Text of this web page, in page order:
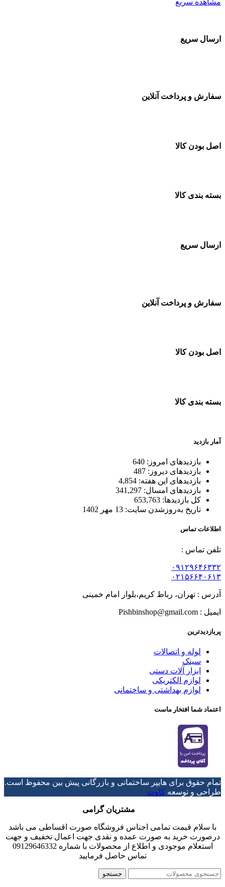
ارسال سریع
سفارش و پرداخت آنلاین
اصل بودن کالا
بسته بندی کالا
ارسال سریع
سفارش و پرداخت آنلاین
اصل بودن کالا
بسته بندی کالا
آمار بازدید
بازدیدهای امروز: 640
بازدیدهای دیروز: 487
بازدیدهای این هفته: 4,854
بازدیدهای امسال: 341,297
کل بازدیدها: 653,763
تاریخ به‌روزشدن سایت: 13 مهر 1402
اطلاعات تماس
تلفن تماس :
۰۹۱۲۹۶۴۶۳۳۲
۰۲۱۵۶۶۴۰۶۱۳
آدرس : تهران، رباط کریم،بلوار امام خمینی
ایمیل : Pishbinshop@gmail.com
پربازدیدترین
لوله و اتصالات
سینک
ابزار آلات دستی
لوازم الکتریکی
لوازم بهداشتی و ساختمانی
اعتماد شما افتخار ماست
تمام حقوق برای هایپر ساختمانی و بازرگانی پیش بین محفوظ است.
طراحی و توسعه کاوت
مشتریان گرامی
با سلام قیمت تمامی اجناس فروشگاه صورت اقساطی می باشد
درصورت خرید به صورت عمده و نقدی جهت اعمال تخفیف و جهت
استعلام موجودی و اطلاع از محصولات با شماره 09129646332
تماس حاصل فرمایید
جستجو